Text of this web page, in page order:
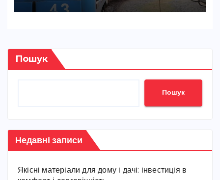
Пошук
Пошук
Недавні записи
Якісні матеріали для дому і дачі: інвестиція в